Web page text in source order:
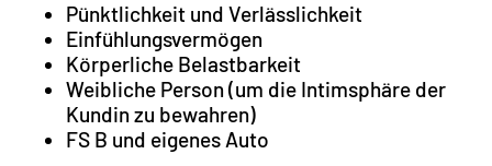
Pünktlichkeit und Verlässlichkeit
Einfühlungsvermögen
Körperliche Belastbarkeit
Weibliche Person (um die Intimsphäre der
Kundin zu bewahren)
FS B und eigenes Auto